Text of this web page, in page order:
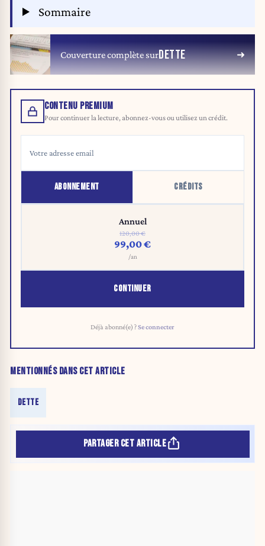
Sommaire
Couverture complète surDETTE
CONTENU PREMIUM
Pour continuer la lecture, abonnez-vous ou utilisez un crédit.
ABONNEMENT CRÉDITS
Annuel
120,00 €
99,00 €
/an
CONTINUER
Déjà abonné(e) ?Se connecter
MENTIONNÉS DANS CET ARTICLE
DETTE
PARTAGER CET ARTICLE